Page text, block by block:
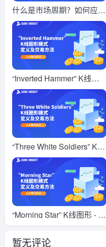
什么是市场周期？如何应对
市场周期？
“Inverted Hammer” K线图
形 - 定义及交易方法
“Three White Soldiers” K线
图形 - 定义及交易方法
“Morning Star” K线图形 - 定
义及交易方法
暂无评论